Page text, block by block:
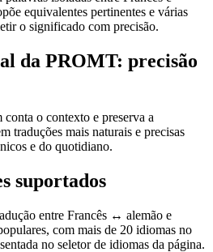
equivalentes pertinentes e várias
o significado com precisão.
da PROMT: precisão
o contexto e preserva a
traduções mais naturais e precisas
e do quotidiano.
suportados
entre Francês ↔ alemão e
com mais de 20 idiomas no
no seletor de idiomas da página.